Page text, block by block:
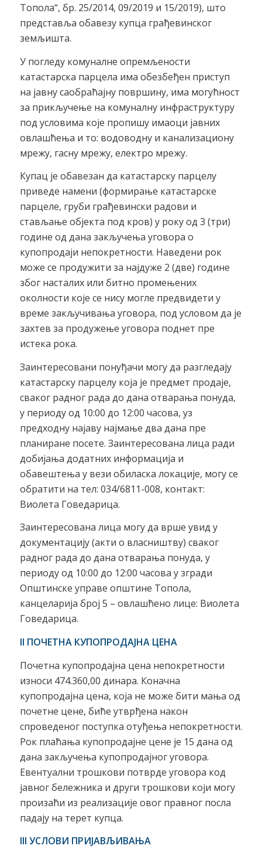
Топола“, бр. 25/2014, 09/2019 и 15/2019), што
представља обавезу купца грађевинског
земљишта.
У погледу комуналне опремљености
катастарска парцела има обезбеђен приступ
на јавну саобраћајну површину, има могућност
за прикључење на комуналну инфраструктуру
под условима које пропишу имаоци јавних
овлашћења и то: водоводну и канализациону
мрежу, гасну мрежу, електро мрежу.
Купац је обавезан да катастарску парцелу
приведе намени (формирање катастарске
парцеле, груби грађевински радови и
стављање објекта под кров) у року од 3 (три)
године од дана закључења уговора о
купопродаји непокретности. Наведени рок
може се продужити за најдуже 2 (две) године
због насталих или битно промењених
околности које се нису могле предвидети у
време закључивања уговора, под условом да је
захтев за продужење уговора поднет пре
истека рока.
Заинтересовани понуђачи могу да разгледају
катастарску парцелу која је предмет продаје,
сваког радног рада до дана отварања понуда,
у периоду од 10:00 до 12:00 часова, уз
предходну најаву најмање два дана пре
планиране посете. Заинтересована лица ради
добијања додатних информација и
обавештења у вези обиласка локације, могу се
обратити на тел: 034/6811-008, контакт:
Виолета Говедарица.
Заинтересована лица могу да врше увид у
документацију (акти о власништву) сваког
радног рада до дана отварања понуда, у
периоду од 10:00 до 12:00 часова у згради
Општинске управе општине Топола,
канцеларија број 5 – овлашћено лице: Виолета
Говедарица.
II ПОЧЕТНА КУПОПРОДАЈНА ЦЕНА
Почетна купопродајна цена непокретности
износи 474.360,00 динара. Коначна
купопродајна цена, која не може бити мања од
почетне цене, биће утврђена након
спроведеног поступка отуђења непокретности.
Рок плаћања купопродајне цене је 15 дана од
дана закључења купопродајног уговора.
Евентуални трошкови потврде уговора код
јавног бележника и други трошкови који могу
произаћи из реализације овог правног посла
падају на терет купца.
III УСЛОВИ ПРИЈАВЉИВАЊА